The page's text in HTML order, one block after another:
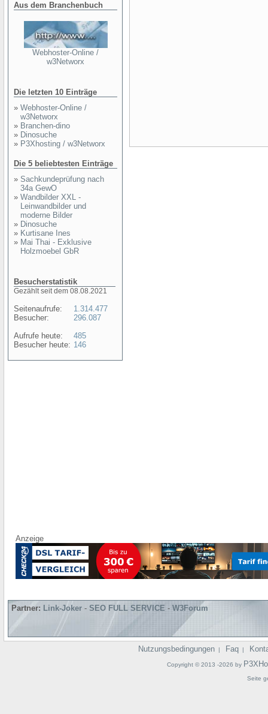
Aus dem Branchenbuch
Webhoster-Online /
w3Networx
Die letzten 10 Einträge
» Webhoster-Online /
w3Networx
» Branchen-dino
» Dinosuche
» P3Xhosting / w3Networx
Die 5 beliebtesten Einträge
» Sachkundeprüfung nach
34a GewO
» Wandbilder XXL -
Leinwandbilder und
moderne Bilder
» Dinosuche
» Kurtisane Ines
» Mai Thai - Exklusive
Holzmoebel GbR
Besucherstatistik
Gezählt seit dem 08.08.2021
Seitenaufrufe:
Besucher:
Aufrufe heute:
Besucher heute:
1.314.477
296.087
485
146
Anzeige
Partner: Link-Joker - SEO FULL SERVICE - W3Forum
Nutzungsbedingungen | Faq |
Copyright © 2013 -2026 by
Seite